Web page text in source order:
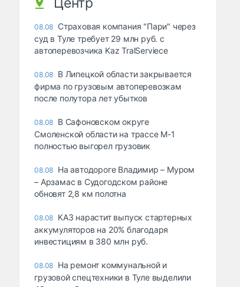
08.08 Страховая компания "Пари" через
суд в Туле требует 29 млн руб. с
автоперевозчика Kaz TralServiece
08.08 В Липецкой области закрывается
фирма по грузовым автоперевозкам
после полутора лет убытков
08.08 В Сафоновском округе
Смоленской области на трассе М-1
полностью выгорел грузовик
08.08 На автодороге Владимир – Муром
– Арзамас в Судогодском районе
обновят 2,8 км полотна
08.08 КАЗ нарастит выпуск стартерных
аккумуляторов на 20% благодаря
инвестициям в 380 млн руб.
08.08 На ремонт коммунальной и
грузовой спецтехники в Туле выделили